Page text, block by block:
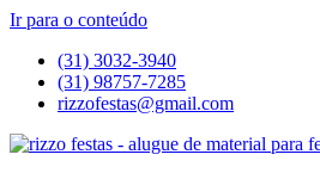
Ir para o conteúdo
(31) 3032-3940
(31) 98757-7285
rizzofestas@gmail.com